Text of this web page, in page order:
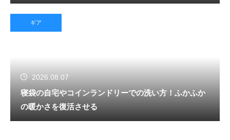
ギア
2026.08.07
寝袋の自宅やコインランドリーでの洗い方！ふかふか
の暖かさを復活させる